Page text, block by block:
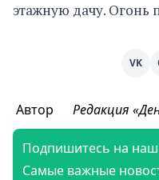
этажную дачу. Огонь
VK
Автор Редакция
Подпишитесь на наш
Самые важные